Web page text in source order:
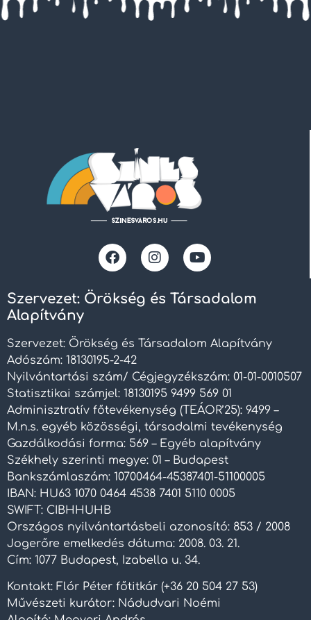
Szervezet: Örökség és Társadalom
Alapítvány
Szervezet: Örökség és Társadalom Alapítvány
Adószám: 18130195-2-42
Nyilvántartási szám/ Cégjegyzékszám: 01-01-0010507
Statisztikai számjel: 18130195 9499 569 01
Adminisztratív főtevékenység (TEÁOR’25): 9499 –
M.n.s. egyéb közösségi, társadalmi tevékenység
Gazdálkodási forma: 569 – Egyéb alapítvány
Székhely szerinti megye: 01 – Budapest
Bankszámlaszám: 10700464-45387401-51100005
IBAN: HU63 1070 0464 4538 7401 5110 0005
SWIFT: CIBHHUHB
Országos nyilvántartásbeli azonosító: 853 / 2008
Jogerőre emelkedés dátuma: 2008. 03. 21.
Cím: 1077 Budapest, Izabella u. 34.
Kontakt: Flór Péter főtitkár (+36 20 504 27 53)
Művészeti kurátor: Nádudvari Noémi